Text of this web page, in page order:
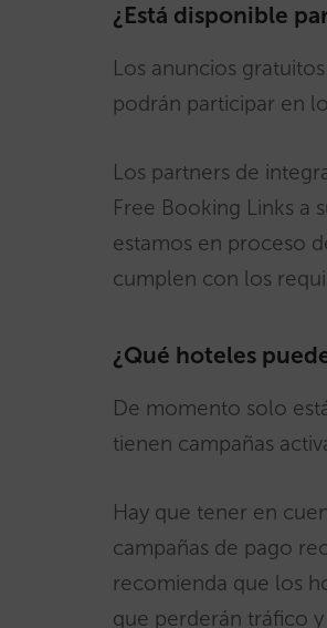
¿Está disponible
Los anuncios
podrán participar en
Los partners de
Free Booking Links a
estamos en proceso
cumplen con los
¿Qué hoteles
De momento solo
tienen campañas
Hay que tener en
campañas de pago
recomienda que los
que perderán tráfico